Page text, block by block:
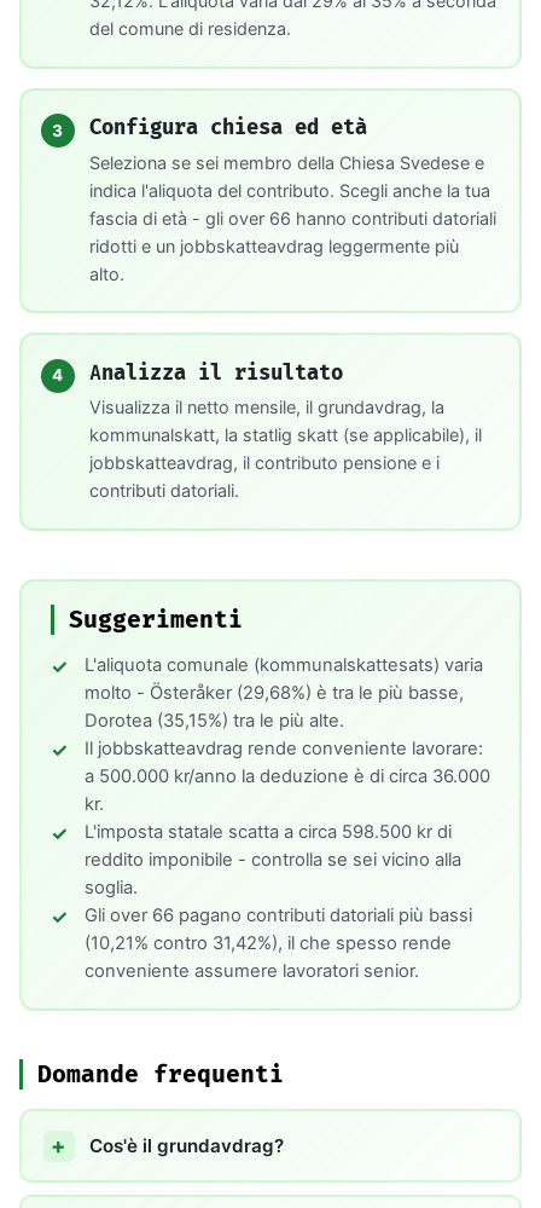
del comune di residenza.
3 Configura chiesa ed età
Seleziona se sei membro della Chiesa Svedese e
indica l'aliquota del contributo. Scegli anche la tua
fascia di età - gli over 66 hanno contributi datoriali
ridotti e un jobbskatteavdrag leggermente più
alto.
4 Analizza il risultato
Visualizza il netto mensile, il grundavdrag, la
kommunalskatt, la statlig skatt (se applicabile), il
jobbskatteavdrag, il contributo pensione e i
contributi datoriali.
Suggerimenti
L'aliquota comunale (kommunalskattesats) varia
molto - Österåker (29,68%) è tra le più basse,
Dorotea (35,15%) tra le più alte.
Il jobbskatteavdrag rende conveniente lavorare:
a 500.000 kr/anno la deduzione è di circa 36.000
kr.
L'imposta statale scatta a circa 598.500 kr di
reddito imponibile - controlla se sei vicino alla
soglia.
Gli over 66 pagano contributi datoriali più bassi
(10,21% contro 31,42%), il che spesso rende
conveniente assumere lavoratori senior.
Domande frequenti
Cos'è il grundavdrag?